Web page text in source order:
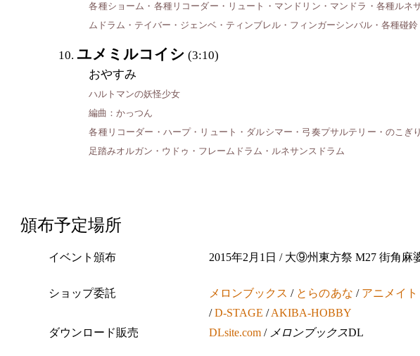
各種ショーム・各種リコーダー・リュート・マンドリン・マンドラ・各種ルネ
ムドラム・テイバー・ジェンベ・ティンブレル・フィンガーシンバル・各種碰鈴
ユメミルコイシ (3:10)
おやすみ
ハルトマンの妖怪少女
編曲：かっつん
各種リコーダー・ハープ・リュート・ダルシマー・弓奏プサルテリー・のこぎ
足踏みオルガン・ウドゥ・フレームドラム・ルネサンスドラム
頒布予定場所
イベント頒布 2015年2月1日 / 大⑨州東方祭 M27 街角麻
ショップ委託 メロンブックス / とらのあな / アニメイト
/D-STAGE /AKIBA-HOBBY
ダウンロード販売
DLsite.com/ メロンブックスDL